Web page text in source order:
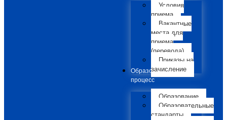
Условия
приема
Вакантные
места для
приема
(перевода)
Приказы на
зачисление
Образовательный
процесс
Образование
Образовательные
стандарты